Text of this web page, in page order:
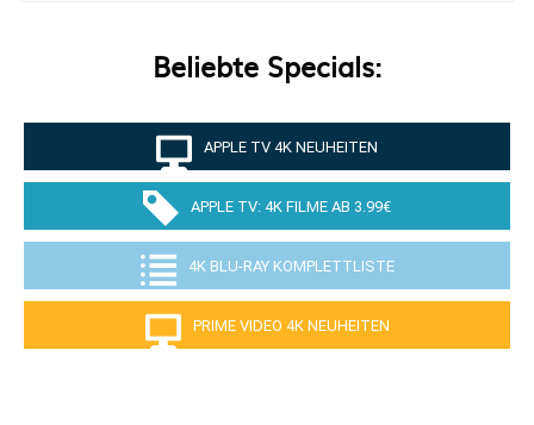
Beliebte Specials:
APPLE TV 4K NEUHEITEN
APPLE TV: 4K FILME AB 3.99€
4K BLU-RAY KOMPLETTLISTE
PRIME VIDEO 4K NEUHEITEN